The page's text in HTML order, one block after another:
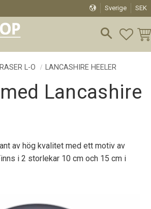
Sverige SEK
L-O LANCASHIRE HEELER
Lancashire
av hög kvalitet med ett motiv av
i 2 storlekar 10 cm och 15 cm i